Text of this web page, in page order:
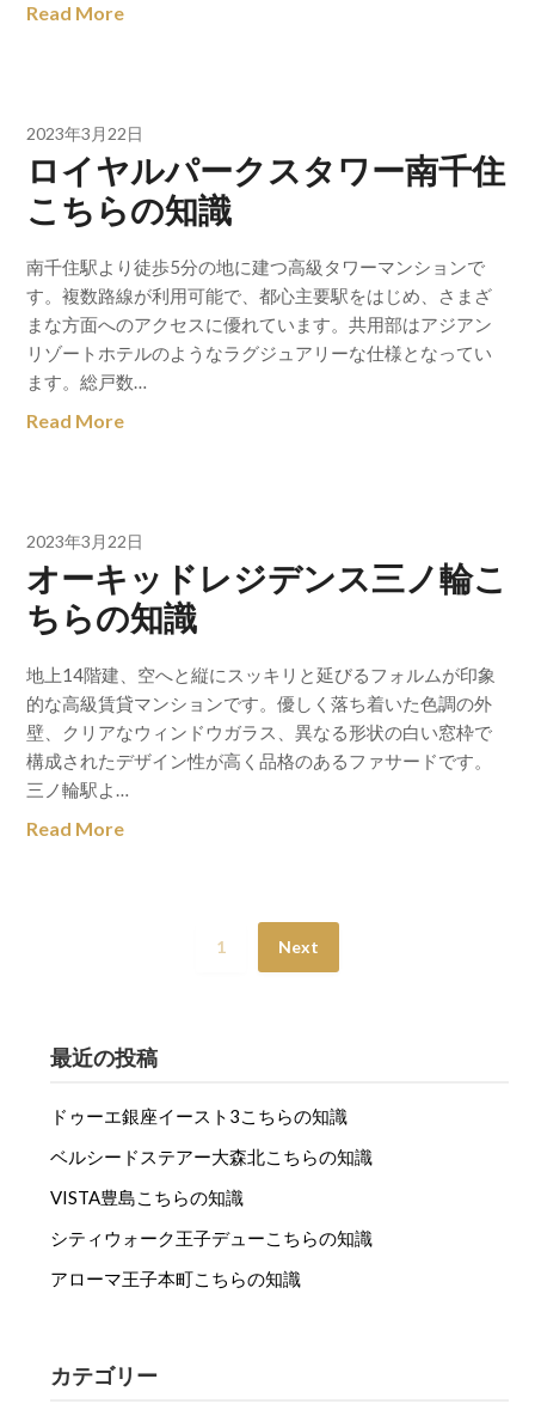
Read More
2023年3月22日
ロイヤルパークスタワー南千住
こちらの知識
南千住駅より徒歩5分の地に建つ高級タワーマンションで
す。複数路線が利用可能で、都心主要駅をはじめ、さまざ
まな方面へのアクセスに優れています。共用部はアジアン
リゾートホテルのようなラグジュアリーな仕様となってい
ます。総戸数…
Read More
2023年3月22日
オーキッドレジデンス三ノ輪こ
ちらの知識
地上14階建、空へと縦にスッキリと延びるフォルムが印象
的な高級賃貸マンションです。優しく落ち着いた色調の外
壁、クリアなウィンドウガラス、異なる形状の白い窓枠で
構成されたデザイン性が高く品格のあるファサードです。
三ノ輪駅よ…
Read More
1 Next
最近の投稿
ドゥーエ銀座イースト3こちらの知識
ベルシードステアー大森北こちらの知識
VISTA豊島こちらの知識
シティウォーク王子デューこちらの知識
アローマ王子本町こちらの知識
カテゴリー